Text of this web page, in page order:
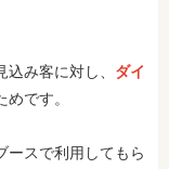
み客に対し、 ダイ
めです。
ースで利用してもら